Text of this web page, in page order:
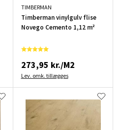
TIMBERMAN
Timberman vinylgulv flise
Novego Cemento 1,12 m²
273,95 kr./M2
Lev. omk. tillægges